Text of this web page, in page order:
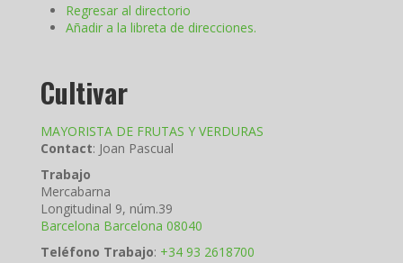
Regresar al directorio
Añadir a la libreta de direcciones.
Cultivar
MAYORISTA DE FRUTAS Y VERDURAS
Contact: Joan Pascual
Trabajo
Mercabarna
Longitudinal 9, núm.39
Barcelona Barcelona 08040
Teléfono Trabajo: +34 93 2618700